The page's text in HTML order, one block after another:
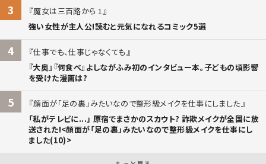
3
魔女は三百路から 1
強い女性が主人公!読むと元気になれるコミック5選
4
仕事でも、仕事じゃなくても
『大奥』『何食べ』よしながふみ初のインタビュー本。子どもの頃影響
を受けた漫画は?
5
顔面が「足の裏」みたいなので整形級メイクを仕事にしました
「私がテレビに...」 原宿でまさかのスカウト? 詐欺メイクが全国に放
送された!<顔面が「足の裏」みたいなので整形級メイクを仕事にし
ました(10)>